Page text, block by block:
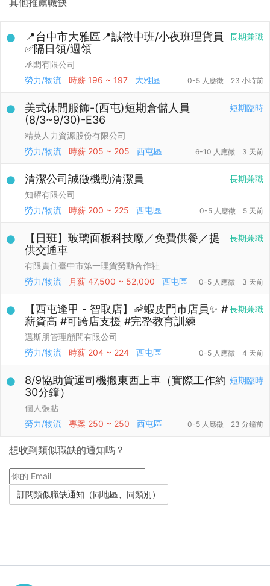
長期兼職
📍台中市大雅區📍誠徵中班/小夜班理貨員
✅隔日領/週領
丞閎有限公司
勞力/物流
時薪 196 ~ 197 大雅區 0-5 人應徵 23 小時前
短期臨時
美式休閒服飾-(西屯)短期倉儲人員
(8/3~9/30)-E36
精英人力資源股份有限公司
勞力/物流
時薪 205 ~ 205 西屯區 6-10 人應徵 3 天前
長期兼職
清潔公司誠徵機動清潔員
知耀有限公司
勞力/物流
時薪 200 ~ 225 西屯區 0-5 人應徵 5 天前
長期兼職
【日班】玻璃面板科技廠／免費供餐／提
供交通車
有限責任臺中市第一理貨勞動合作社
勞力/物流
月薪 47,500 ~ 52,000 西屯區 0-5 人應徵 3 天前
長期兼職
【西屯逢甲 - 智取店】🦐蝦皮門市店員✨ #
薪資高 #可跨店支援 #完整教育訓練
邁斯朋管理顧問有限公司
勞力/物流
時薪 204 ~ 224 西屯區 0-5 人應徵 4 天前
短期臨時
8/9協助貨運司機搬東西上車（實際工作約
30分鐘）
個人張貼
勞力/物流
專案 250 ~ 250 西屯區 0-5 人應徵 23 分鐘前
想收到類似職缺的通知嗎？